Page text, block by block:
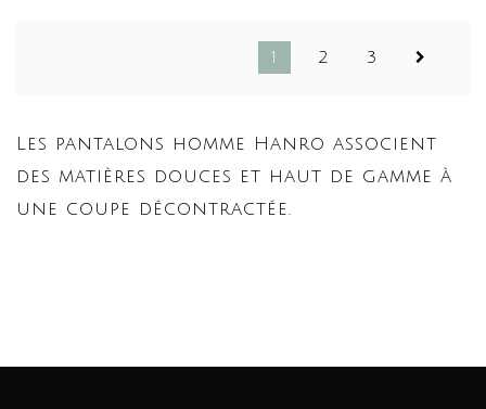
1 2 3
Les pantalons homme Hanro associent
des matières douces et haut de gamme à
une coupe décontractée.